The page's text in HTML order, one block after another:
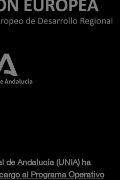
de Andalucía (UNIA) ha
al Programa Operativo